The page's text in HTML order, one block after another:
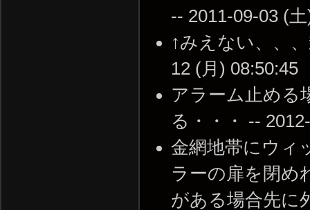
-- 2011-09-03 (
↑みえない、、
12 (月) 08:50:45
アラーム止める
る・・・ --
金網地帯にウィ
ラーの扉を閉め
がある場合先に